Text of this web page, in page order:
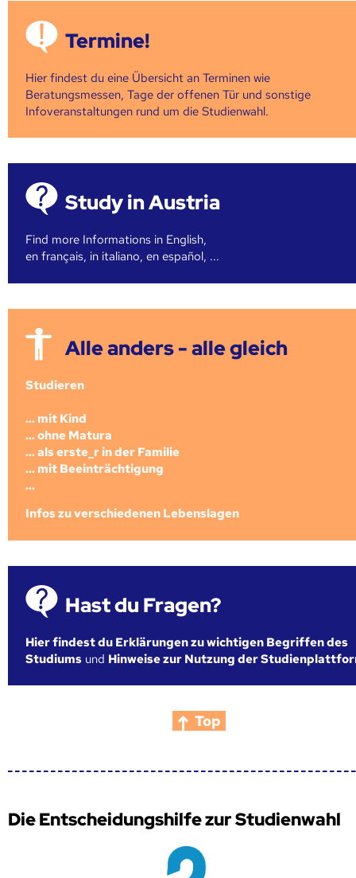
Termine!
Hier findest du eine Übersicht an Terminen wie
Beratungsmessen, Tage der offenen Tür und sonstige
Infoveranstaltungen rund um die Studienwahl.
Study in Austria
Find more Informations in English,
en français, in italiano, en español, ...
Alle anders - alle gleich
Studieren
... mit Kind
... ohne Matura
... als erste_r in der Familie
... mit Beeinträchtigung
...
Infos zu verschiedenen Lebenslagen
Hast du Fragen?
Hier findest du Erklärungen zu wichtigen Begriffen des
Studiums und Hinweise zur Nutzung der
Top
Die Entscheidungshilfe zur Studienwahl